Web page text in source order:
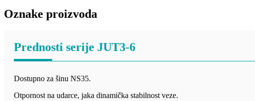
Oznake proizvoda
Prednosti serije JUT3-6
Dostupno za šinu NS35.
Otpornost na udarce, jaka dinamička stabilnost veze.